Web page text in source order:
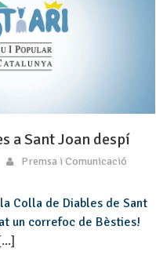
a Sant Joan despí
Premsa i Comunicació
Colla de Diables de Sant
un correfoc de Bèsties!